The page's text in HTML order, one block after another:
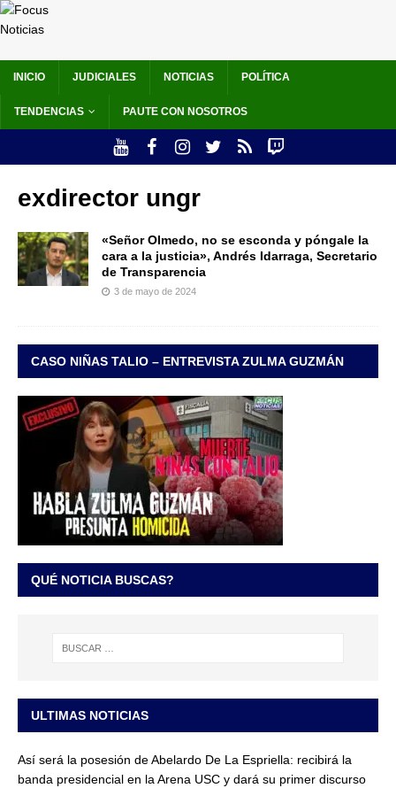
INICIO JUDICIALES NOTICIAS POLÍTICA
TENDENCIAS PAUTE CON NOSOTROS
exdirector ungr
«Señor Olmedo, no se esconda y póngale la
cara a la justicia», Andrés Idarraga, Secretario
de Transparencia
3 de mayo de 2024
CASO NIÑAS TALIO – ENTREVISTA ZULMA GUZMÁN
QUÉ NOTICIA BUSCAS?
ULTIMAS NOTICIAS
Así será la posesión de Abelardo De La Espriella: recibirá la
banda presidencial en la Arena USC y dará su primer discurso